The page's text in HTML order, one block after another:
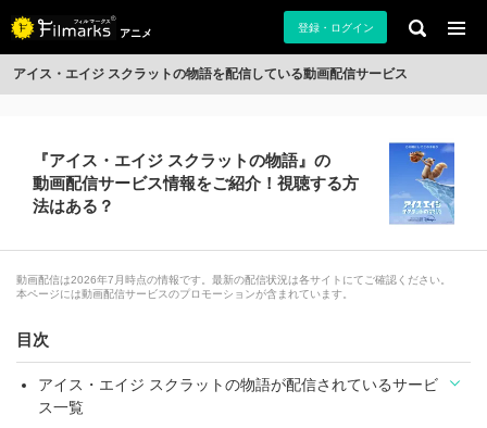
アニメ 登録・ログイン
アイス・エイジ スクラットの物語を配信している動画配信サービス
『アイス・エイジ スクラットの物語』の
動画配信サービス情報をご紹介！視聴する方
法はある？
動画配信は2026年7月時点の情報です。最新の配信状況は各サイトにてご確認ください。
本ページには動画配信サービスのプロモーションが含まれています。
目次
アイス・エイジ スクラットの物語が配信されているサービ
ス一覧